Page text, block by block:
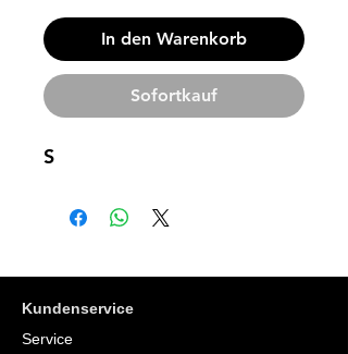
In den Warenkorb
Sofortkauf
S
Kundenservice
Service